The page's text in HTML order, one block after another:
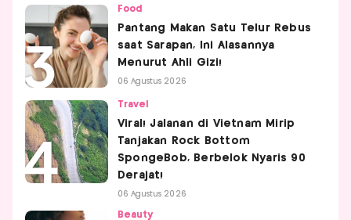
Food
Pantang Makan Satu Telur Rebus
saat Sarapan, Ini Alasannya
Menurut Ahli Gizi!
06 Agustus 2026
Travel
Viral! Jalanan di Vietnam Mirip
Tanjakan Rock Bottom
SpongeBob, Berbelok Nyaris 90
Derajat!
06 Agustus 2026
Beauty